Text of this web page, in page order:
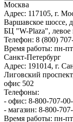
Москва
Адрес: 117105, г.
Варшавское шоссе,
БЦ "W-Plaza",
Телефон: 8 (800)
Время работы: пн-
Санкт-Петербург
Адрес: 191014, г.
Лиговский
офис 502
Телефоны:
- офис: 8-800-707-
- магазин: 8-800-
Время работы: пн-